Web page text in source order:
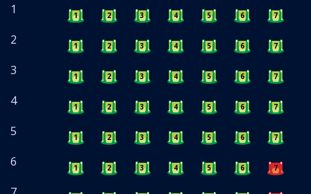
1 1 2 3 4 5 6 7
2 1 2 3 4 5 6 7
3 1 2 3 4 5 6 7
4 1 2 3 4 5 6 7
5 1 2 3 4 5 6 7
6 1 2 3 4 5 6 7